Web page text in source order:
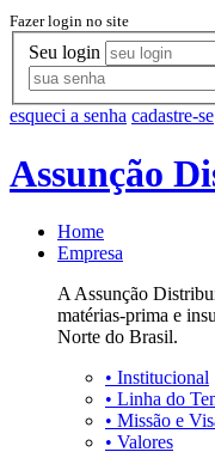
Fazer login no site
Seu login
esqueci a senha cadastre-se
Assunção
Home
Empresa
A Assunção
matérias-prima e
Norte do Brasil.
• Institucional
• Linha do
• Missão e
• Valores